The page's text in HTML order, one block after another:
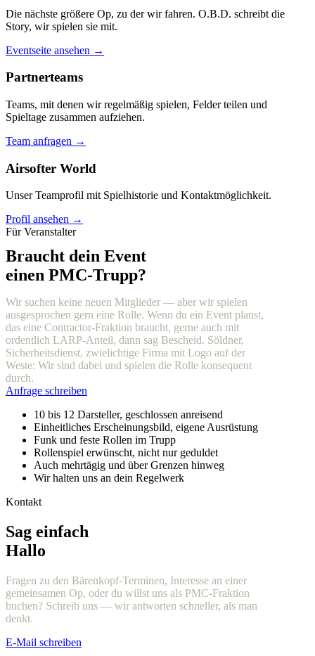
Die nächste größere Op, zu der wir fahren. O.B.D. schreibt die
Story, wir spielen sie mit.
Eventseite ansehen →
Partnerteams
Teams, mit denen wir regelmäßig spielen, Felder teilen und
Spieltage zusammen aufziehen.
Team anfragen →
Airsofter World
Unser Teamprofil mit Spielhistorie und Kontaktmöglichkeit.
Profil ansehen →
Für Veranstalter
Braucht dein Event
einen PMC-Trupp?
Wir suchen keine neuen Mitglieder — aber wir spielen
ausgesprochen gern eine Rolle. Wenn du ein Event planst,
das eine Contractor-Fraktion braucht, gerne auch mit
ordentlich LARP-Anteil, dann sag Bescheid. Söldner,
Sicherheitsdienst, zwielichtige Firma mit Logo auf der
Weste: Wir sind dabei und spielen die Rolle konsequent
durch.
Anfrage schreiben
10 bis 12 Darsteller, geschlossen anreisend
Einheitliches Erscheinungsbild, eigene Ausrüstung
Funk und feste Rollen im Trupp
Rollenspiel erwünscht, nicht nur geduldet
Auch mehrtägig und über Grenzen hinweg
Wir halten uns an dein Regelwerk
Kontakt
Sag einfach
Hallo
Fragen zu den Bärenkopf-Terminen, Interesse an einer
gemeinsamen Op, oder du willst uns als PMC-Fraktion
buchen? Schreib uns — wir antworten schneller, als man
denkt.
E-Mail schreiben